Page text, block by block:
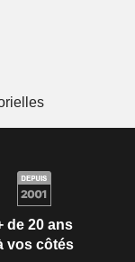
de 20 ans
vos côtés